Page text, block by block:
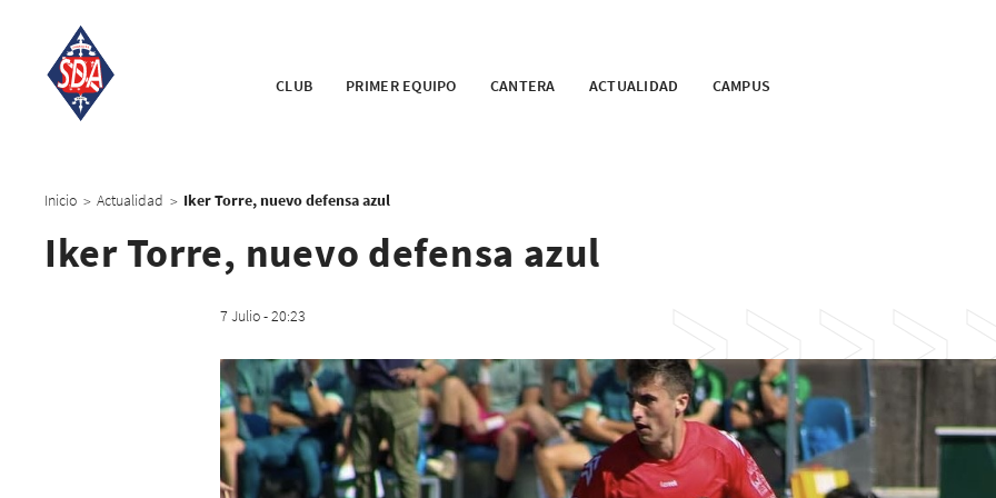
CLUB PRIMER EQUIPO CANTERA ACTUALIDAD CAMPUS
Inicio > Actualidad > Iker Torre, nuevo defensa azul
Iker Torre, nuevo defensa azul
7 Julio - 20:23